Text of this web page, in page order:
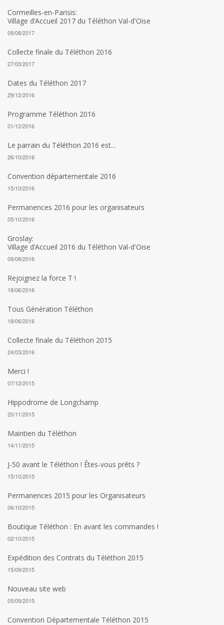
Cormeilles-en-Parisis:
Village d’Accueil 2017 du Téléthon Val-d'Oise
09/08/2017
Collecte finale du Téléthon 2016
27/03/2017
Dates du Téléthon 2017
29/12/2016
Programme Téléthon 2016
01/12/2016
Le parrain du Téléthon 2016 est...
26/10/2016
Convention départementale 2016
15/10/2016
Permanences 2016 pour les organisateurs
05/10/2016
Groslay:
Village d’Accueil 2016 du Téléthon Val-d'Oise
09/08/2016
Rejoignez la force T !
18/06/2016
Tous Génération Téléthon
18/06/2016
Collecte finale du Téléthon 2015
24/03/2016
Merci !
07/12/2015
Hippodrome de Longchamp
20/11/2015
Maintien du Téléthon
14/11/2015
J-50 avant le Téléthon ! Êtes-vous prêts ?
15/10/2015
Permanences 2015 pour les Organisateurs
06/10/2015
Boutique Téléthon : En avant les commandes !
02/10/2015
Expédition des Contrats du Téléthon 2015
15/09/2015
Nouveau site web
05/09/2015
Convention Départementale Téléthon 2015